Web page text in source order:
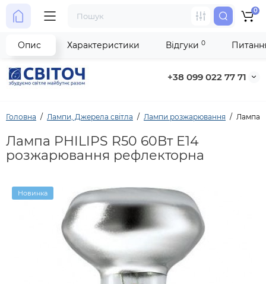
+38 099 022 77 71
0
Головна Лампи, Джерела світла Лампи розжарювання Лампа
Лампа PHILIPS R50 60Вт Е14
розжарювання рефлекторна
Новинка
Опис Характеристики Відгуки 0